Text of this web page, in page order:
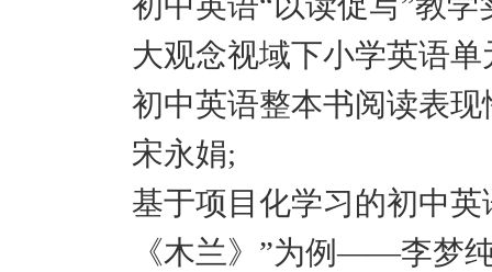
大观念视域下小学英语
初中英语整本书阅读表
宋永娟;
基于项目化学习的初中
《木兰》”为例——李梦